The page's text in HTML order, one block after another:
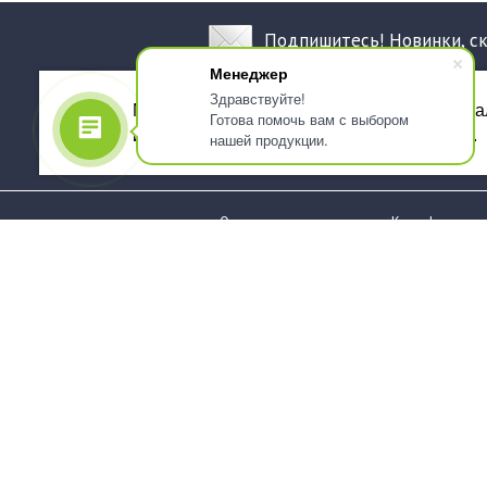
Менеджер
Здравствуйте!
Готова помочь вам с выбором
нашей продукции.
Подпишитесь! Новинки,
О компании
Как оформить
Мы используем файлы cookie, для
использованием сервиса Яндекс.Метрика.